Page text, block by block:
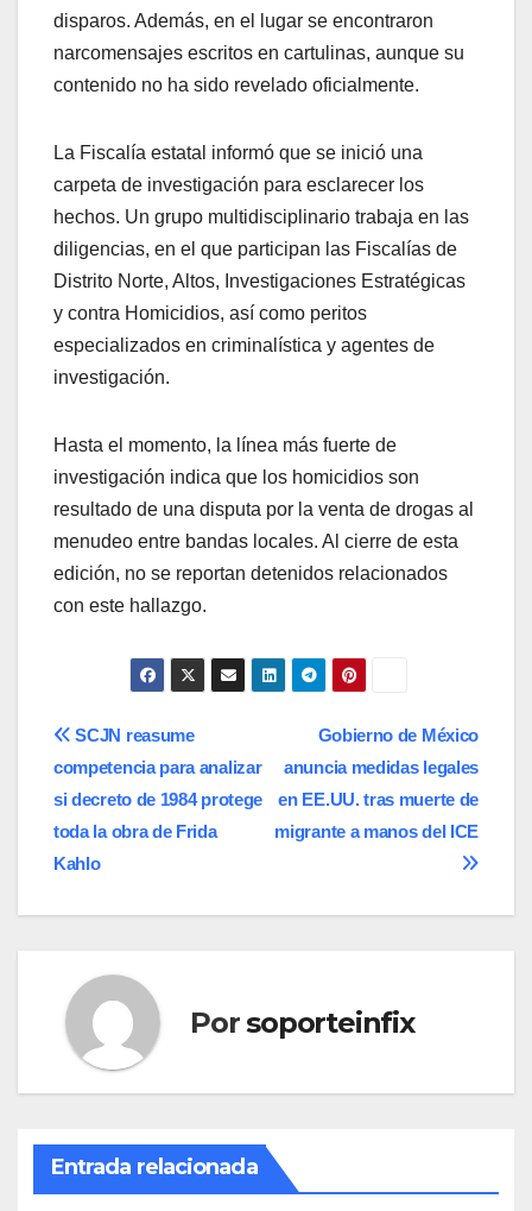
disparos. Además, en el lugar se encontraron
narcomensajes escritos en cartulinas, aunque su
contenido no ha sido revelado oficialmente.
La Fiscalía estatal informó que se inició una
carpeta de investigación para esclarecer los
hechos. Un grupo multidisciplinario trabaja en las
diligencias, en el que participan las Fiscalías de
Distrito Norte, Altos, Investigaciones Estratégicas
y contra Homicidios, así como peritos
especializados en criminalística y agentes de
investigación.
Hasta el momento, la línea más fuerte de
investigación indica que los homicidios son
resultado de una disputa por la venta de drogas al
menudeo entre bandas locales. Al cierre de esta
edición, no se reportan detenidos relacionados
con este hallazgo.
Navegación
de
entradas
Gobierno de México
anuncia medidas legales
en EE.UU. tras muerte de
migrante a manos del ICE
SCJN reasume
competencia para analizar
si decreto de 1984 protege
toda la obra de Frida
Kahlo
Porsoporteinfix
Entrada relacionada